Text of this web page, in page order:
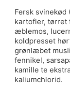
Fersk svinekød
kartofler, tørret
æblemos,
koldpresset
grønlæbet
fennikel,
kamille te
kaliumchlorid.